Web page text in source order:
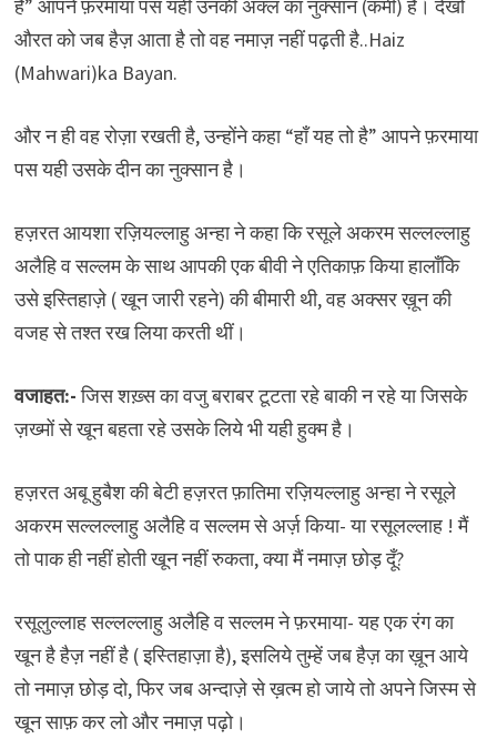
है” आपने फ़रमाया पस यही उनकी अक्ल का नुक्सान (कमी) है। देखो
औरत को जब हैज़ आता है तो वह नमाज़ नहीं पढ़ती है..Haiz
(Mahwari)ka Bayan.
और न ही वह रोज़ा रखती है, उन्होंने कहा “हाँ यह तो है” आपने फ़रमाया
पस यही उसके दीन का नुक्सान है।
हज़रत आयशा रज़ियल्लाहु अन्हा ने कहा कि रसूले अकरम सल्लल्लाहु
अलैहि व सल्लम के साथ आपकी एक बीवी ने एतिकाफ़ किया हालाँकि
उसे इस्तिहाज़े ( खून जारी रहने) की बीमारी थी, वह अक्सर ख़ून की
वजह से तश्त रख लिया करती थीं।
वजाहत:-जिस शख़्स का वजु बराबर टूटता रहे बाकी न रहे या जिसके
ज़ख्मों से खून बहता रहे उसके लिये भी यही हुक्म है।
हज़रत अबू हुबैश की बेटी हज़रत फ़ातिमा रज़ियल्लाहु अन्हा ने रसूले
अकरम सल्लल्लाहु अलैहि व सल्लम से अर्ज़ किया- या रसूलल्लाह ! मैं
तो पाक ही नहीं होती खून नहीं रुकता, क्या मैं नमाज़ छोड़ दूँ?
रसूलुल्लाह सल्लल्लाहु अलैहि व सल्लम ने फ़रमाया- यह एक रंग का
खून है हैज़ नहीं है ( इस्तिहाज़ा है), इसलिये तुम्हें जब हैज़ का ख़ून आये
तो नमाज़ छोड़ दो, फिर जब अन्दाज़े से ख़त्म हो जाये तो अपने जिस्म से
खून साफ़ कर लो और नमाज़ पढ़ो।